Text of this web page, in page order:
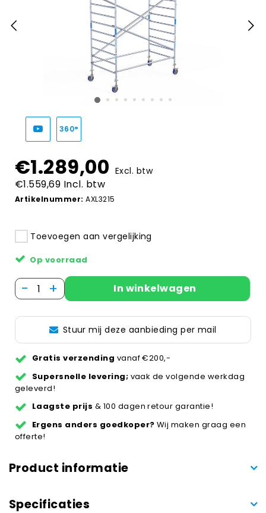
360°
€1.289,00 Excl. btw
€1.559,69 Incl. btw
Artikelnummer: AXL3215
Toevoegen aan vergelijking
Op voorraad
- + In winkelwagen
Stuur mij deze aanbieding per mail
Gratis verzending vanaf €200,-
Supersnelle levering; vaak de volgende werkdag
geleverd!
Laagste prijs & 100 dagen retour garantie!
Ergens anders goedkoper? Wij maken graag een
offerte!
Product informatie
Specificaties